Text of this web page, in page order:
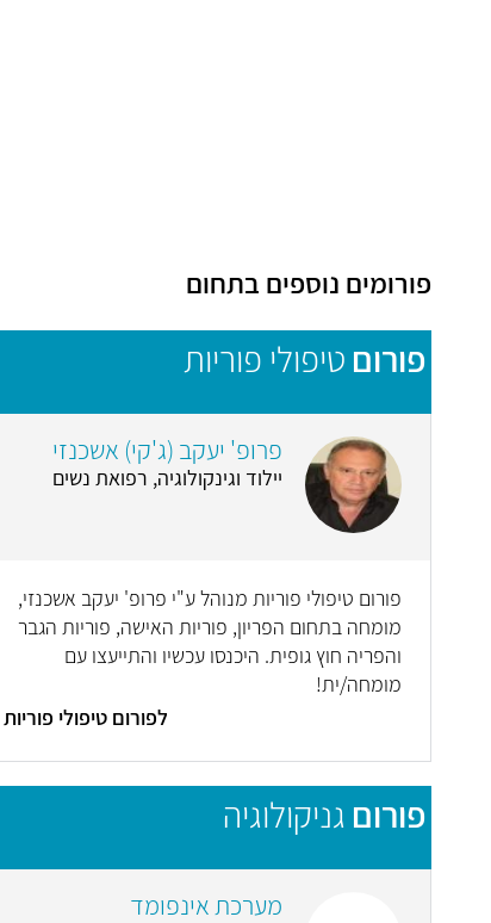
פורומים נוספים בתחום
פורום טיפולי פוריות
פרופ' יעקב (ג'קי) אשכנזי
יילוד וגינקולוגיה, רפואת נשים
פורום טיפולי פוריות מנוהל ע"י פרופ' יעקב אשכנזי,
מומחה בתחום הפריון, פוריות האישה, פוריות הגבר
והפריה חוץ גופית. היכנסו עכשיו והתייעצו עם
מומחה/ית!
לפורום טיפולי פוריות
פורום גניקולוגיה
מערכת אינפומד